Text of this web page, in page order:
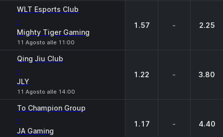
WLT Esports Club
-
Mighty Tiger Gaming
11 Agosto alle 11:00
1.57 - 2.25
Qing Jiu Club
-
JLY
11 Agosto alle 14:00
1.22 - 3.80
To Champion Group
-
JA Gaming
1.17 - 4.40